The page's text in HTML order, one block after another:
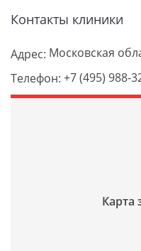
Контакты клиники
Адрес: Московская
Телефон: +7 (495) 988-